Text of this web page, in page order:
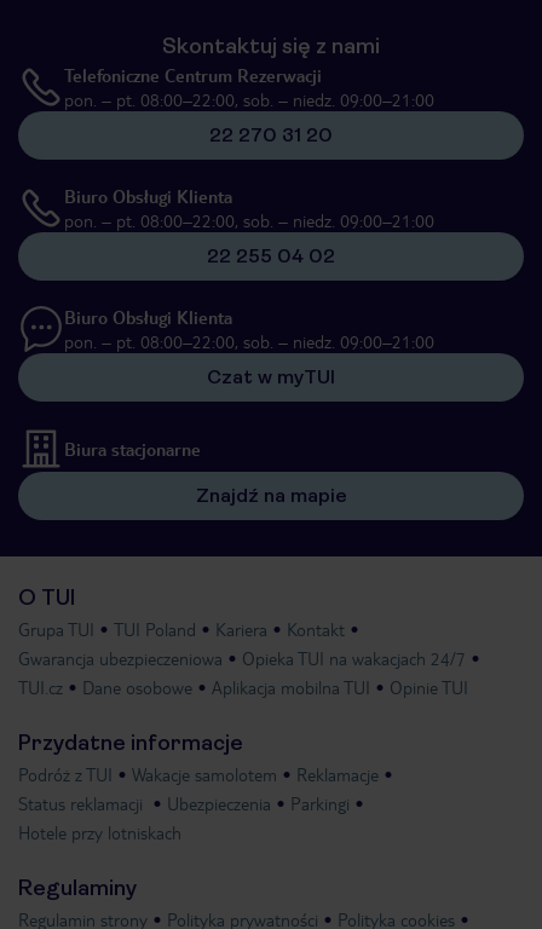
Skontaktuj się z nami
Telefoniczne Centrum Rezerwacji
pon. – pt. 08:00–22:00, sob. – niedz. 09:00–21:00
22 270 31 20
Biuro Obsługi Klienta
pon. – pt. 08:00–22:00, sob. – niedz. 09:00–21:00
22 255 04 02
Biuro Obsługi Klienta
pon. – pt. 08:00–22:00, sob. – niedz. 09:00–21:00
Czat w myTUI
Biura stacjonarne
Znajdź na mapie
O TUI
Grupa TUI TUI Poland Kariera
Kontakt
Gwarancja ubezpieczeniowa
Opieka TUI na wakacjach 24/7
TUI.cz
Dane osobowe Aplikacja mobilna TUI Opinie TUI
Przydatne informacje
Podróż z TUI Wakacje samolotem
Reklamacje
Status reklamacji
Ubezpieczenia
Parkingi
Hotele przy lotniskach
Regulaminy
Regulamin strony Polityka prywatności Polityka cookies